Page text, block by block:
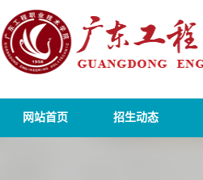
网站首页 招生动态